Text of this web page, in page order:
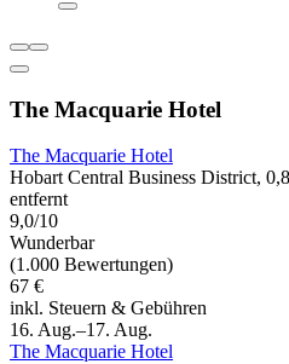
The Macquarie Hotel
The Macquarie Hotel
Hobart Central Business District,
entfernt
9,0/10
Wunderbar
(1.000 Bewertungen)
67 €
inkl. Steuern & Gebühren
16. Aug.–17. Aug.
The Macquarie Hotel